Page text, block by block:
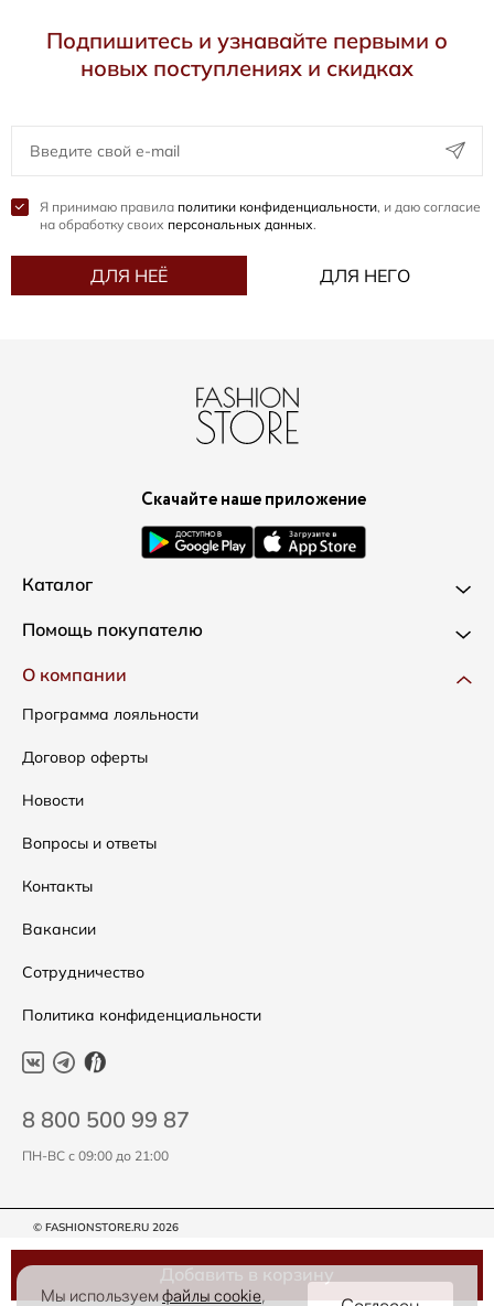
Добавить в корзину
Подпишитесь и узнавайте первыми о
новых поступлениях и скидках
Я принимаю правила политики конфиденциальности, и даю согласие
на обработку своих персональных данных.
ДЛЯ НЕЁ ДЛЯ НЕГО
Скачайте наше приложение
Каталог
Новинки
Одежда
Сумки
Аксессуары
Распродажа
Подарочные сертификаты
Помощь покупателю
Доставка и оплата
Как оформить заказ
Условия возвратов
Таблица размеров
Уход за одеждой
О компании
Программа лояльности
Договор оферты
Новости
Вопросы и ответы
Контакты
Вакансии
Сотрудничество
Политика конфиденциальности
8 800 500 99 87
ПН-ВС с 09:00 до 21:00
© FASHIONSTORE.RU 2026
Мы используемфайлы cookie